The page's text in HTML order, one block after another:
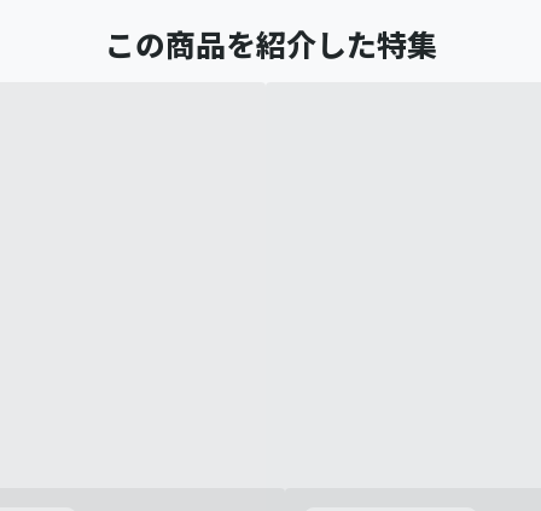
この商品を紹介した特集